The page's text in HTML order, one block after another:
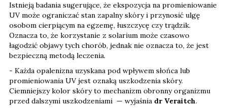
Istnieją badania sugerujące, że ekspozycja na promieniowanie
UV może ograniczać stan zapalny skóry i przynosić ulgę
osobom cierpiącym na egzemę, łuszczycę czy trądzik.
Oznacza to, że korzystanie z solarium może czasowo
łagodzić objawy tych chorób, jednak nie oznacza to, że jest
bezpieczną metodą leczenia.
- Każda opalenizna uzyskana pod wpływem słońca lub
promieniowania UV jest oznaką uszkodzenia skóry.
Ciemniejszy kolor skóry to mechanizm obronny organizmu
przed dalszymi uszkodzeniami — wyjaśnia dr Veraitch.